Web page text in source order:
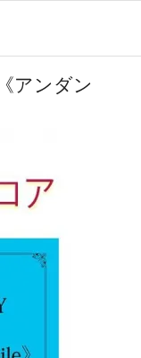
アンダン